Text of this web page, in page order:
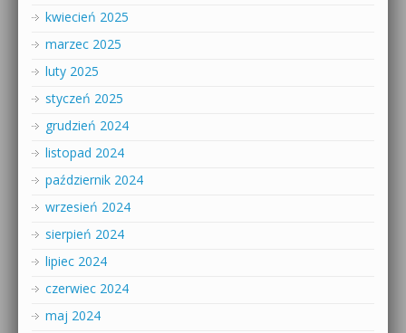
kwiecień 2025
marzec 2025
luty 2025
styczeń 2025
grudzień 2024
listopad 2024
październik 2024
wrzesień 2024
sierpień 2024
lipiec 2024
czerwiec 2024
maj 2024